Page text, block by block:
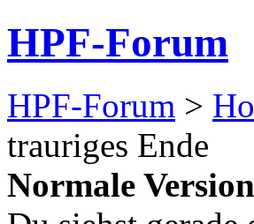
HPF-Forum
HPF-Forum >
trauriges Ende
Normale